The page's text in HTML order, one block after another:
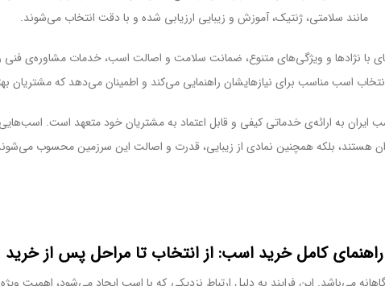
مانند سلامتی، ژنتیک، آموزش و زیبایی ارزیابی شده و با دقت انتخاب می‌شوند.
با نژادها و ویژگی‌های متنوع، ضمانت سلامت و اصالت اسب، خدمات مشاوره‌ی فنی
اسب مناسب برای نیازهایشان راهنمایی می‌کند و اطمینان می‌دهد که مشتریان
به ارائه‌ی خدماتی کیفی و قابل اعتماد به مشتریان خود متعهد است. اسب‌هایی
هستند، بلکه همچنین نمادی از زیبایی، قدرت و اصالت این سرزمین محسوب
راهنمای کامل خرید اسب: از انتخاب تا مراحل پس از خرید
می‌باشد. این فرایند به دلیل ارتباط نزدیکی که با اسب ایجاد می‌شود، اهمیت